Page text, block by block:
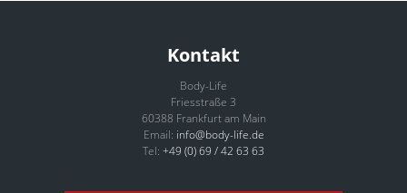
Kontakt
Body-Life
Friesstraße 3
60388 Frankfurt am Main
Email: info@body-life.de
Tel: +49 (0) 69 / 42 63 63